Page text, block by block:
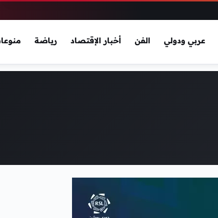
عربي ودولي الفن أخبار الإقتصاد رياضة